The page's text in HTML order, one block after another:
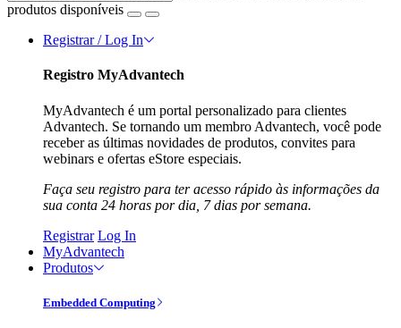
produtos disponíveis
Registrar / Log In
Registro MyAdvantech
MyAdvantech é um portal personalizado para clientes
Advantech. Se tornando um membro Advantech, você pode
receber as últimas novidades de produtos, convites para
webinars e ofertas eStore especiais.
Faça seu registro para ter acesso rápido às informações da
sua conta 24 horas por dia, 7 dias por semana.
Registrar Log In
MyAdvantech
Produtos
Embedded Computing